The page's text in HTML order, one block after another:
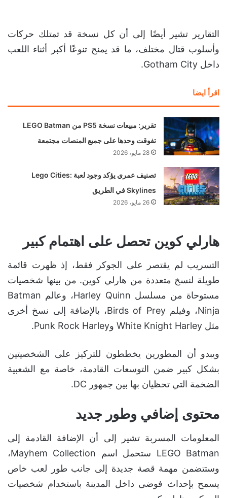
التقارير تشير أيضًا إلى أن كل نسخة قد تمتلك حركات
وأسلوب قتال مختلف، ما قد يمنح تنوعًا أكبر أثناء اللعب
داخل Gotham City.
اقرأ ايضا
تقرير: مبيعات نسخة PS5 من LEGO Batman
تفوقت وحدها على جميع المنصات مجتمعة
28 مايو، 2026
تصنيف عمري يؤكد وجود لعبة Lego Cities:
Skylines في الطريق
26 مايو، 2026
هارلي كوين تحصل على اهتمام كبير
التسريب لم يقتصر على الجوكر فقط، إذ ظهرت قائمة
طويلة لنسخ متعددة من هارلي كوين. من بينها شخصيات
مستوحاة من مسلسل Harley Quinn، وعالم Batman
Ninja، وفيلم Birds of Prey، بالإضافة إلى نسخ أخرى
مثل White Knight Harley وPunk Rock Harley.
ويبدو أن المطورين يخططون للتركيز على الشخصيتين
بشكل كبير ضمن التوسعات القادمة، خاصة مع الشعبية
الضخمة التي تحظيان بها بين جمهور DC.
محتوى إضافي وطور جديد
المعلومات المسربة تشير إلى أن الإضافة القادمة إلى
LEGO Batman ستحمل اسم Mayhem Collection،
وستتضمن مهمة قصة جديدة إلى جانب طور لعب خاص
يسمح بإحداث فوضى داخل المدينة باستخدام شخصيات